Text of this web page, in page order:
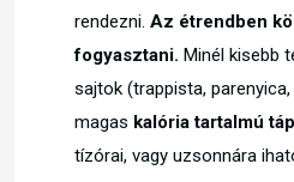
rendezni. Az étrendben
fogyasztani. Minél kisebb
sajtok (trappista,
magas kalória tartalmú
tízórai, vagy uzsonnára